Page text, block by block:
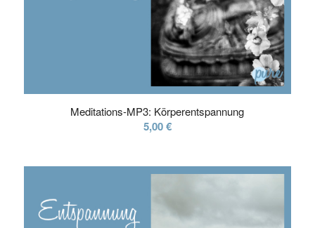
Meditations-MP3: Körperentspannung
5,00€